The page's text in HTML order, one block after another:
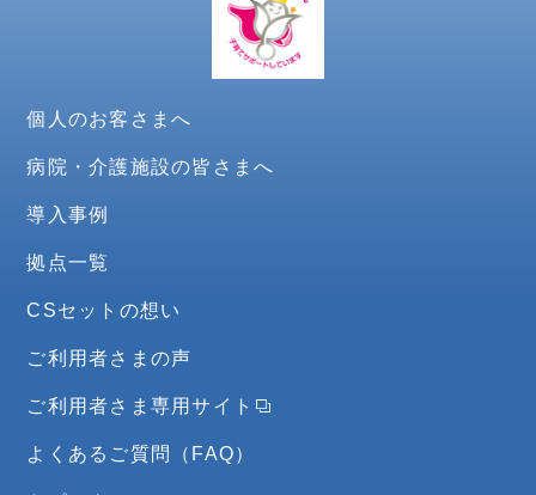
個人のお客さまへ
病院・介護施設の皆さまへ
導入事例
拠点一覧
CSセットの想い
ご利用者さまの声
ご利用者さま専用サイト
よくあるご質問（FAQ）